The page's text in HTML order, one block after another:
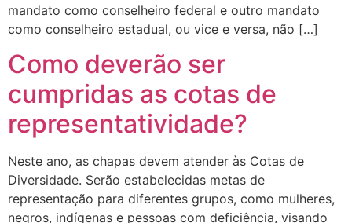
mandato como conselheiro federal e outro mandato
como conselheiro estadual, ou vice e versa, não […]
Como deverão ser
cumpridas as cotas de
representatividade?
Neste ano, as chapas devem atender às Cotas de
Diversidade. Serão estabelecidas metas de
representação para diferentes grupos, como mulheres,
negros, indígenas e pessoas com deficiência, visando